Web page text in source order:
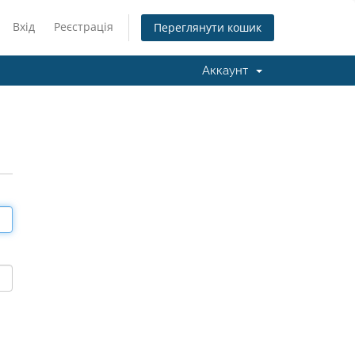
Вхід Реєстрація Переглянути кошик
Аккаунт